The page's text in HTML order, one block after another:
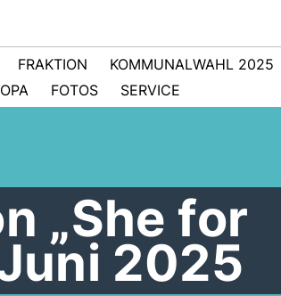
FRAKTION
KOMMUNALWAHL 2025
FOTOS SERVICE
„She for
2025